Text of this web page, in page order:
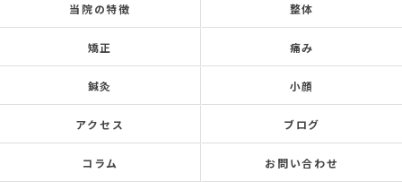
当院の特徴 整体
矯正 痛み
鍼灸 小顔
アクセス ブログ
コラム お問い合わせ